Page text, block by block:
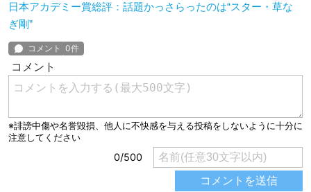
日本アカデミー賞総評：話題かっさらったのは“スター・草な
ぎ剛”